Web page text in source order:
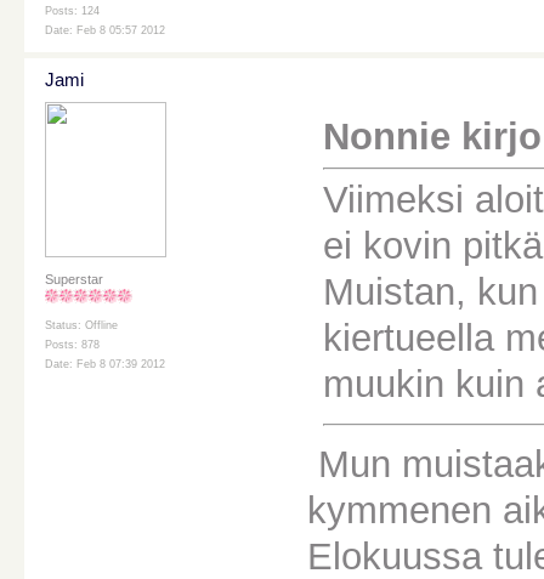
Posts: 124
Date: Feb 8 05:57 2012
Jami
Superstar
Status: Offline
Posts: 878
Date: Feb 8 07:39 2012
Nonnie
Viimeksi
ei kovin
Muistan,
kiertueella
muukin kuin
Mun
kymmenen
Elokuussa